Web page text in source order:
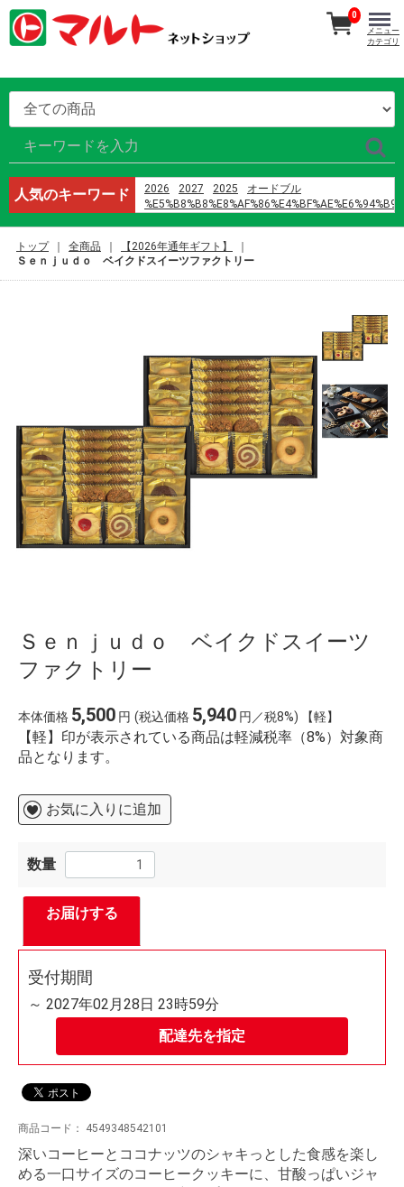
人気のキーワード 2026 2027 2025
オードブル
%E5%B8%B8%E8%AF%86%E4%BF%AE%E6%94%B9
h%E6%96%87 %E4%B8%8D3p
2024
%D8%A7%D9%84%D9%86%D8%B5%D9%84
%D8%A7%D9%84%D9%81%D8%B5%D9%84 42
%E3%83%9E%E3%82%B9%E3%82%AF
%E8%A3%8F%E8%A1%A8
%E5%91%A8%E5%8D%8E%E5%81%A5
%E4%BD%9C%E8%AF%8D
%E6%AD%8C%E6%9B%B2
%E6%A5%BD%E5%BF%83
%E8%B0%B7%E4%B8%8A
%E4%BA%88%E7%B4%84
桃
roasting calcination %E7%84%BC%E6%88%90
0
メニュー
カテゴリ
トップ 全商品
【2026年通年ギフト】
Ｓｅｎｊｕｄｏ ベイクドスイーツファクトリー
Ｓｅｎｊｕｄｏ ベイクドスイーツ
ファクトリー
本体価格 5,500 円 (税込価格 5,940 円／税8%) 【軽】
【軽】印が表示されている商品は軽減税率（8%）対象商
品となります。
お気に入りに追加
数量
お届けする
配達先を指定
受付期間
～ 2027年02月28日 23時59分
商品コード： 4549348542101
深いコーヒーとココナッツのシャキっとした食感を楽し
める一口サイズのコーヒークッキーに、甘酸っぱいジャ